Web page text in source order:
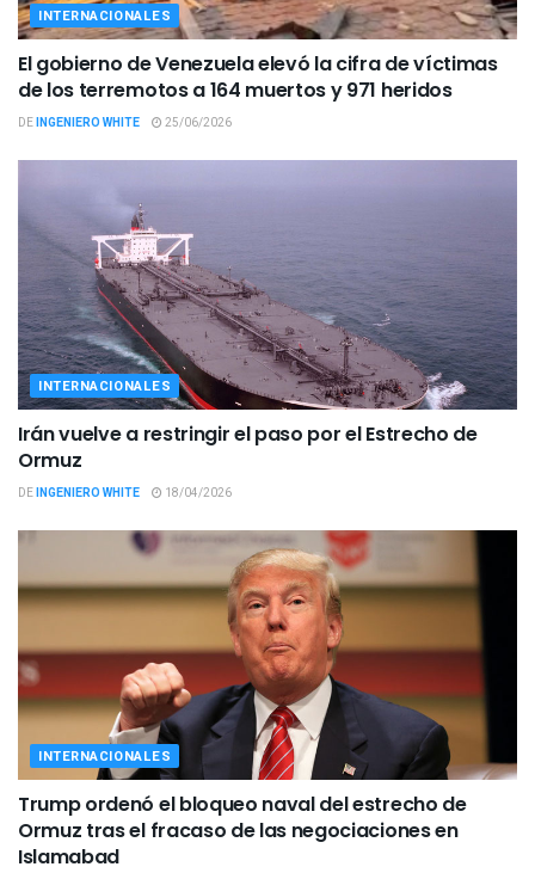
INTERNACIONALES
El gobierno de Venezuela elevó la cifra de víctimas
de los terremotos a 164 muertos y 971 heridos
DEINGENIERO WHITE 25/06/2026
INTERNACIONALES
Irán vuelve a restringir el paso por el Estrecho de
Ormuz
DEINGENIERO WHITE 18/04/2026
INTERNACIONALES
Trump ordenó el bloqueo naval del estrecho de
Ormuz tras el fracaso de las negociaciones en
Islamabad